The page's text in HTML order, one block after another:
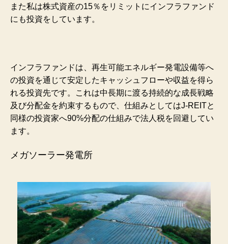
また私は株式資産の15％をリミットにインフラファンド
にも投資をしています。
インフラファンドは、再生可能エネルギー発電設備等へ
の投資を通じて安定したキャッシュフローや収益を得ら
れる投資先です。これは中長期に渡る持続的な成長戦略
及び分配金を約束するもので、仕組みとしてはJ-REITと
同様の投資家へ90%分配の仕組みで法人税を回避してい
ます。
メガソーラー発電所